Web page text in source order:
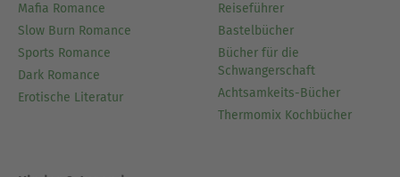
Mafia Romance
Slow Burn Romance
Sports Romance
Dark Romance
Erotische Literatur
Reiseführer
Bastelbücher
Bücher für die
Schwangerschaft
Achtsamkeits-Bücher
Thermomix Kochbücher